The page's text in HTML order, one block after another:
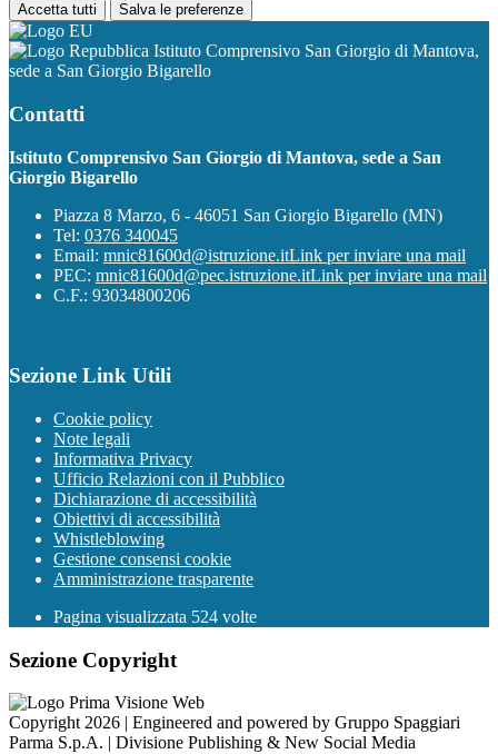
Accetta tutti Salva le preferenze
Istituto Comprensivo San Giorgio di Mantova,
sede a San Giorgio Bigarello
Contatti
Istituto Comprensivo San Giorgio di Mantova, sede a San
Giorgio Bigarello
Piazza 8 Marzo, 6 - 46051 San Giorgio Bigarello (MN)
Tel: 0376 340045
Email: mnic81600d@istruzione.itLink per inviare una mail
PEC: mnic81600d@pec.istruzione.itLink per inviare una mail
C.F.: 93034800206
Sezione Link Utili
Cookie policy
Note legali
Informativa Privacy
Ufficio Relazioni con il Pubblico
Dichiarazione di accessibilità
Obiettivi di accessibilità
Whistleblowing
Gestione consensi cookie
Amministrazione trasparente
Pagina visualizzata 524 volte
Sezione Copyright
Copyright 2026 | Engineered and powered by Gruppo Spaggiari
Parma S.p.A. | Divisione Publishing & New Social Media